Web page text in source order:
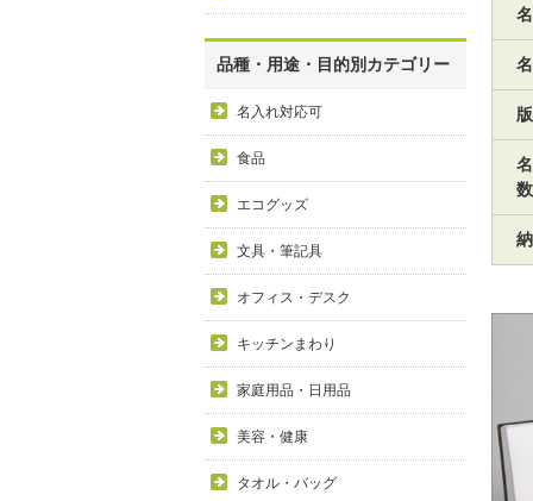
品種・用途・目的別カテゴリー
名入れ対応可
食品
エコグッズ
文具・筆記具
オフィス・デスク
キッチンまわり
家庭用品・日用品
美容・健康
タオル・バッグ
数